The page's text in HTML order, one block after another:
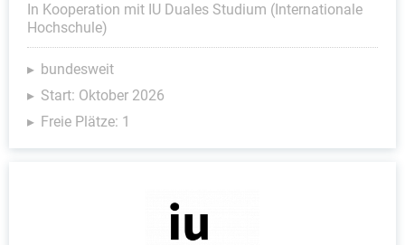
In Kooperation mit IU Duales Studium (Internationale
Hochschule)
bundesweit
Start: Oktober 2026
Freie Plätze: 1